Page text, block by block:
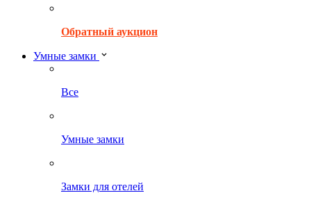
Обратный аукцион
Умные замки
Все
Умные замки
Замки для отелей